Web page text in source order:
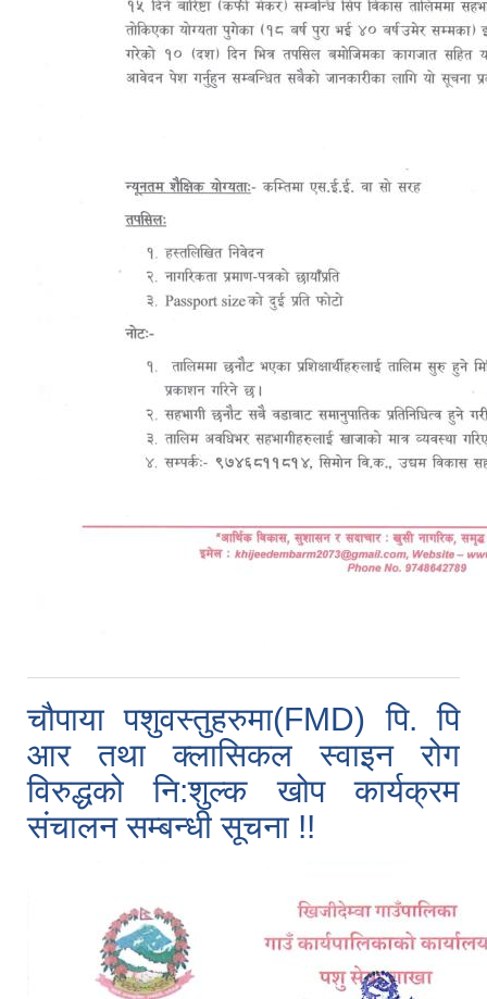
चौपाया पशुवस्तुहरुमा(FMD) पि. पि
आर तथा क्लासिकल स्वाइन रोग
विरुद्धको नि:शुल्क खोप कार्यक्रम
संचालन सम्बन्धी सूचना !!